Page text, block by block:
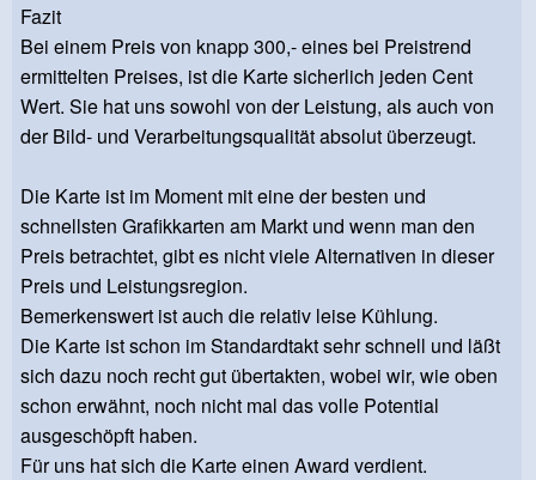
Fazit
Bei einem Preis von knapp 300,- eines bei Preistrend
ermittelten Preises, ist die Karte sicherlich jeden Cent
Wert. Sie hat uns sowohl von der Leistung, als auch von
der Bild- und Verarbeitungsqualität absolut überzeugt.
Die Karte ist im Moment mit eine der besten und
schnellsten Grafikkarten am Markt und wenn man den
Preis betrachtet, gibt es nicht viele Alternativen in dieser
Preis und Leistungsregion.
Bemerkenswert ist auch die relativ leise Kühlung.
Die Karte ist schon im Standardtakt sehr schnell und läßt
sich dazu noch recht gut übertakten, wobei wir, wie oben
schon erwähnt, noch nicht mal das volle Potential
ausgeschöpft haben.
Für uns hat sich die Karte einen Award verdient.